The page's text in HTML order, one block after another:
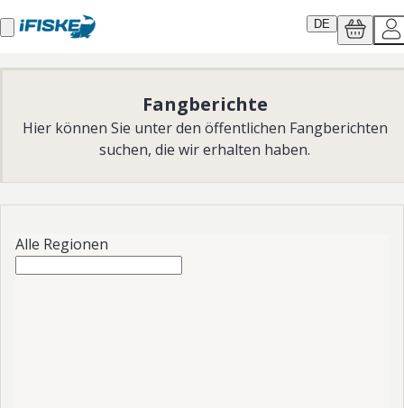
DE
Fangberichte
Hier können Sie unter den öffentlichen Fangberichten
suchen, die wir erhalten haben.
Alle Regionen